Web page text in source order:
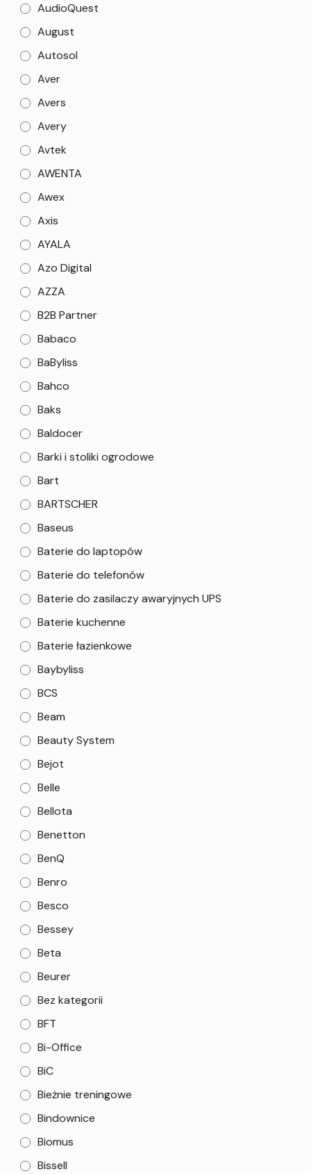
AudioQuest
August
Autosol
Aver
Avers
Avery
Avtek
AWENTA
Awex
Axis
AYALA
Azo Digital
AZZA
B2B Partner
Babaco
BaByliss
Bahco
Baks
Baldocer
Barki i stoliki ogrodowe
Bart
BARTSCHER
Baseus
Baterie do laptopów
Baterie do telefonów
Baterie do zasilaczy awaryjnych UPS
Baterie kuchenne
Baterie łazienkowe
Baybyliss
BCS
Beam
Beauty System
Bejot
Belle
Bellota
Benetton
BenQ
Benro
Besco
Bessey
Beta
Beurer
Bez kategorii
BFT
Bi-Office
BiC
Bieżnie treningowe
Bindownice
Biomus
Bissell